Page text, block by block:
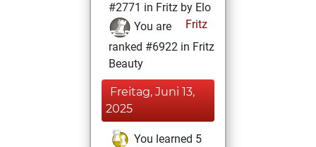
#2771 in Fritz by Elo
Fritz
You are
ranked #6922 in Fritz
Beauty
Freitag, Juni 13,
2025
You learned 5